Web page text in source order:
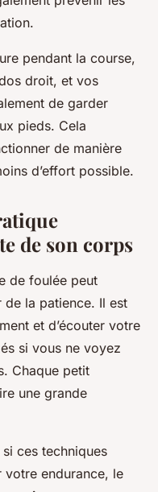
pendant la course,
droit, et vos
de garder
pieds. Cela
de manière
d’effort possible.
de son corps
de foulée peut
de la patience. Il est
et d’écouter votre
si vous ne voyez
Chaque petit
une grande
ces techniques
votre endurance, le